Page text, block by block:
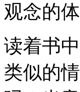
观念的
读着书
类似的